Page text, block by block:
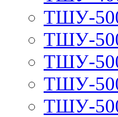
ТШУ-
ТШУ-
ТШУ-
ТШУ-
ТШУ-